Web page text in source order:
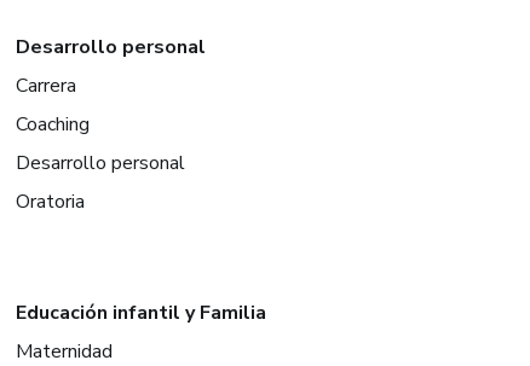
Desarrollo personal
Carrera
Coaching
Desarrollo personal
Oratoria
Educación infantil y Familia
Maternidad